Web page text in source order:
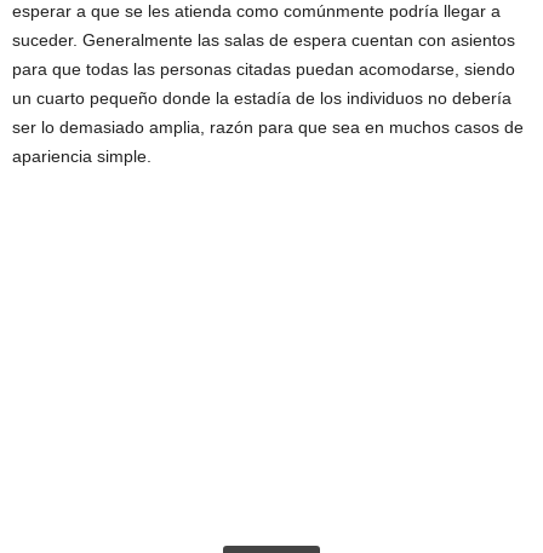
esperar a que se les atienda como comúnmente podría llegar a
suceder. Generalmente las salas de espera cuentan con asientos
para que todas las personas citadas puedan acomodarse, siendo
un cuarto pequeño donde la estadía de los individuos no debería
ser lo demasiado amplia, razón para que sea en muchos casos de
apariencia simple.